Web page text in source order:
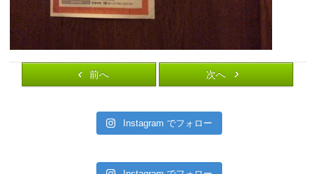
前へ 次へ
Instagram でフォロー